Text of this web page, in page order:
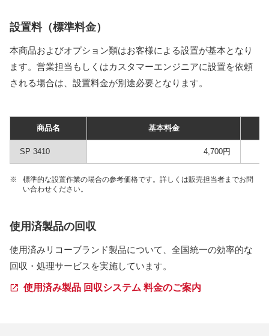
設置料（標準料金）
本商品およびオプション類はお客様による設置が基本となり
ます。営業担当もしくはカスタマーエンジニアに設置を依頼
される場合は、設置料金が別途必要となります。
商品名 基本料金
SP 3410 4,700円
※
標準的な設置作業の場合の参考価格です。詳しくは販売担当者までお問
い合わせください。
使用済製品の回収
使用済みリコーブランド製品について、全国統一の効率的な
回収・処理サービスを実施しています。
使用済み製品 回収システム 料金のご案内